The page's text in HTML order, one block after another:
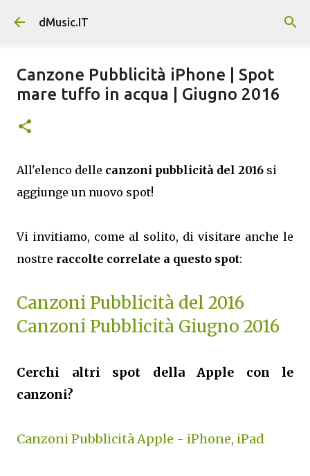
Passa ai contenuti principali
dMusic.IT
Canzone Pubblicità iPhone | Spot
mare tuffo in acqua | Giugno 2016
All'elenco delle canzoni pubblicità del 2016 si
aggiunge un nuovo spot!
Vi invitiamo, come al solito, di visitare anche le
nostre raccolte correlate a questo spot:
Canzoni Pubblicità del 2016
Canzoni Pubblicità Giugno 2016
Cerchi altri spot della Apple con le
canzoni?
Canzoni Pubblicità Apple - iPhone, iPad